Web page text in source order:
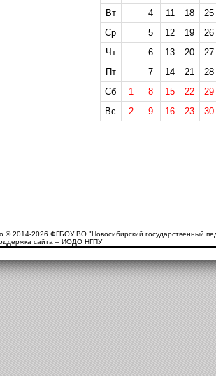
Вт
4 11 18
25
Ср
5 12 19
26
Чт
6 13 20
27
Пт
7 14 21
28
Сб
1 8 15 22
29
Вс
2 9 16 23 30
© 2014-2026 ФГБОУ ВО "Новосибирский государственный
сайта – ИОДО НГПУ